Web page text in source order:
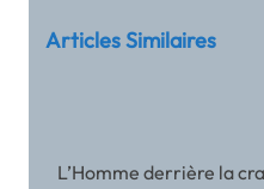
Articles Similaires
L’Homme derrière la